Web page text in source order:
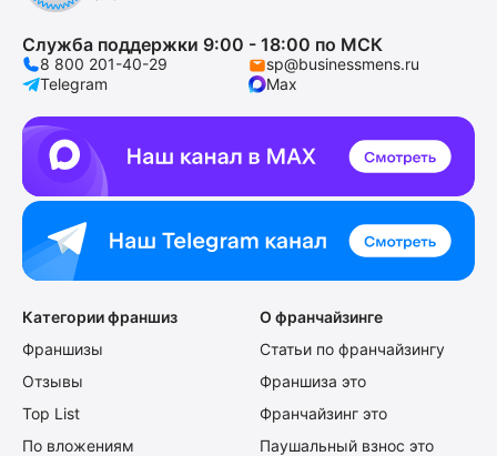
Служба поддержки 9:00 - 18:00 по МСК
8 800 201-40-29
sp@businessmens.ru
Telegram
Max
Категории франшиз
Франшизы
Отзывы
Top List
По вложениям
О франчайзинге
Статьи по франчайзингу
Франшиза это
Франчайзинг это
Паушальный взнос это